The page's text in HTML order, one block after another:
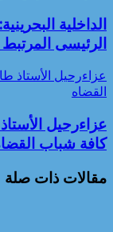
الرئيسى المرتبط
عزاءرحيل الأستاذ
القضاه
عزاءرحيل
كافة شباب
مقالات ذات صلة